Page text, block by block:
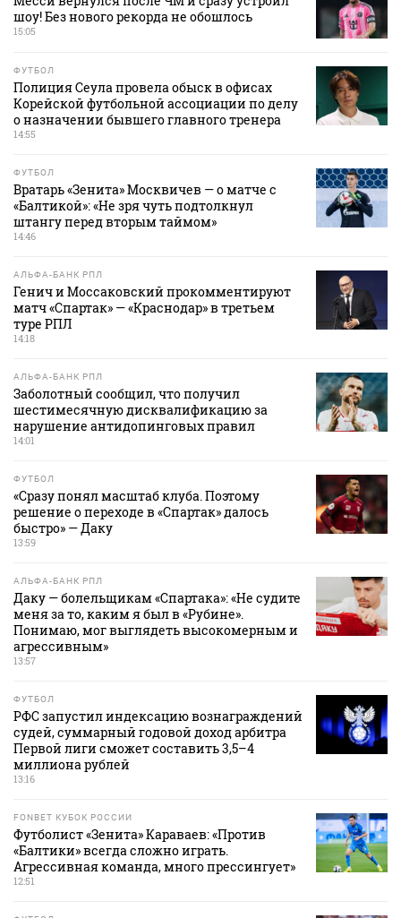
шоу! Без нового рекорда не обошлось
15:05
ФУТБОЛ
Полиция Сеула провела обыск в офисах
Корейской футбольной ассоциации по делу
о назначении бывшего главного тренера
14:55
ФУТБОЛ
Вратарь «Зенита» Москвичев — о матче с
«Балтикой»: «Не зря чуть подтолкнул
штангу перед вторым таймом»
14:46
АЛЬФА-БАНК РПЛ
Генич и Моссаковский прокомментируют
матч «Спартак» — «Краснодар» в третьем
туре РПЛ
14:18
АЛЬФА-БАНК РПЛ
Заболотный сообщил, что получил
шестимесячную дисквалификацию за
нарушение антидопинговых правил
14:01
ФУТБОЛ
«Сразу понял масштаб клуба. Поэтому
решение о переходе в «Спартак» далось
быстро» — Даку
13:59
АЛЬФА-БАНК РПЛ
Даку — болельщикам «Спартака»: «Не судите
меня за то, каким я был в «Рубине».
Понимаю, мог выглядеть высокомерным и
агрессивным»
13:57
ФУТБОЛ
РФС запустил индексацию вознаграждений
судей, суммарный годовой доход арбитра
Первой лиги сможет составить 3,5–4
миллиона рублей
13:16
FONBET КУБОК РОССИИ
Футболист «Зенита» Караваев: «Против
«Балтики» всегда сложно играть.
Агрессивная команда, много прессингует»
12:51